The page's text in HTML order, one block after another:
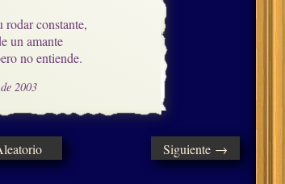
constante,
un amante
no entiende.
2003
Siguiente →